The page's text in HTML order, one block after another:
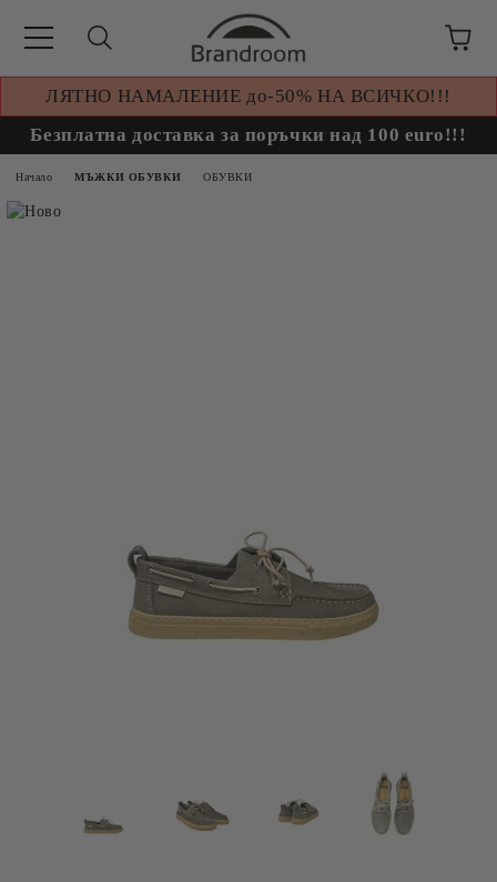
ЛЯТНО НАМАЛЕНИЕ до-50% НА ВСИЧКО!!!
Безплатна доставка за поръчки над 100 euro!!!
Начало МЪЖКИ ОБУВКИ ОБУВКИ